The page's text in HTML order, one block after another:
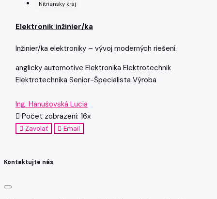
Nitriansky kraj
Elektronik inžinier/ka
Inžinier/ka elektroniky – vývoj moderných riešení.
anglicky automotive Elektronika Elektrotechnik
Elektrotechnika Senior-Špecialista Výroba
Ing. Hanušovská Lucia
Počet zobrazení: 16x
Zavolať Email
Kontaktujte nás